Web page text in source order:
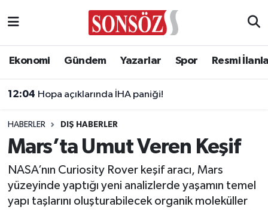
Ekonomi Gündem Yazarlar Spor Resmi
12:04 Hopa açıklarında İHA paniği!
HABERLER DIŞ HABERLER
Mars’ta Umut Veren Keşif
NASA’nın Curiosity Rover keşif aracı, Mars
yüzeyinde yaptığı yeni analizlerde yaşamın temel
yapı taşlarını oluşturabilecek organik moleküller
Asayiş
Biyografi
Çevre
Diğer
Ankara Nöbetçi Eczaneler
Ankara Trafik Yoğunluk Haritası
Süper Lig Puan Durumu ve Fikstür
Tüm Manşetler